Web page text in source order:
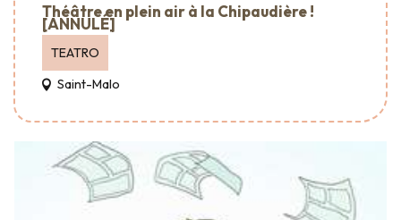
Théâtre en plein air à la Chipaudière !
[ANNULÉ]
TEATRO
Saint-Malo